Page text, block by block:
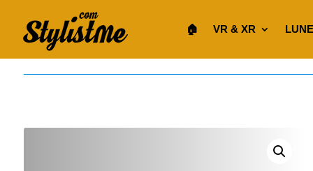
🏠︎ VR & XR